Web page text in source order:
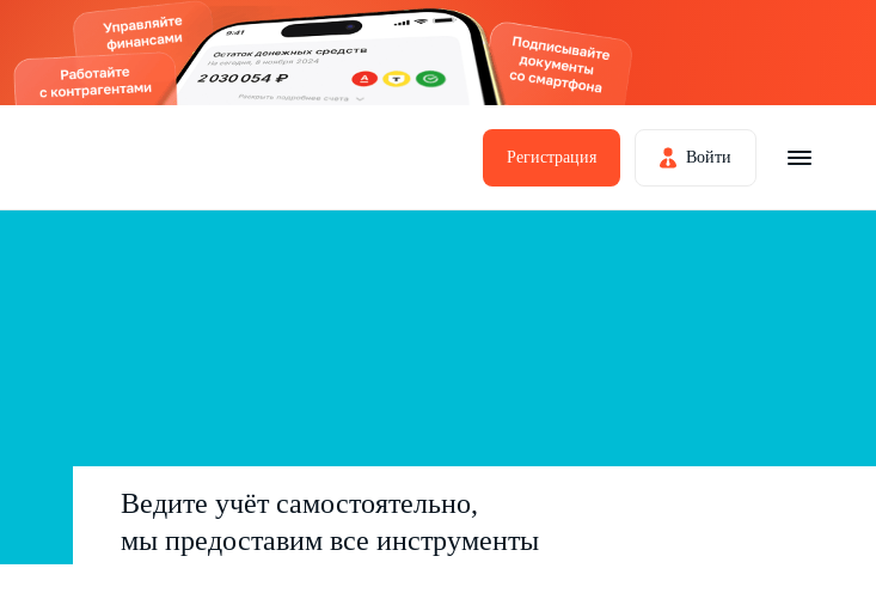
Регистрация Войти
Ведите учёт самостоятельно,
мы предоставим все инструменты